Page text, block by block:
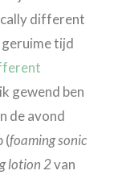
different
tijd
gewend ben
de avond
(foaming sonic
lotion 2van